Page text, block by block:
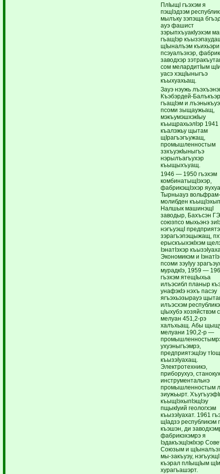
ПлIыщI гъэхэм я
пэщIэдзэм
мылъку зэпэща
ауэ фашист
зэрыпхъуакIуэхэм
гъащIэр
щIыналъэм
псэуалъэхэр,
заводхэр
сом мелардитIым
уасэ хэщIыныгъэ
къыхуахьащ.
Зауэ нэужь
Къэбэрдей-
гъащIэм и лъэныкъуэ
псоми зыщаужьащ,
мэкъумэшхэкIыу
къыщрахьэлIэр 1941
къалэжьу щытам
щIрагъэгъужащ,
промышленностым
зэхъуэкIыныгъэ
нэрылъагъухэр
къыщыхъуащ.
1946 — 1950 гъэхэм
комбинатыщIэхэр,
фабрикэщIэхэр
Тырныауз
молибден
Налшык машинэщI
заводыр, Бахъсэн
союзпсо мыхьэнэ
нэгъуэщI
зэрагъэпэщыжащ,
ерыскъыхэкIхэм
IэнатIэхэр
Экономикэм и IэнатIэ
псоми зэуIуу
мурадкIэ, 1959 —
гъэхэм ятещIыхьа
илъэсибл планыр
унафэкIэ нэхъ пасэу
ягъэхьэзырауэ
илъэсхэм
цIыхубэ хозяйствэм
мелуан 451,2-рэ
халъхьащ. Абы
мелуани 190,2-р —
ухуэныгъэмрэ,
предприятэщIэу
къызэIуахащ.
Электротехникэ,
приборухуэ,
инструментальнэ
промышленностым
зиужьырт.
къыщIэхыпIэщIэу
пщыкIуий геологхэм
къызэIуахат. 1961
щIадзэ республикэм
къэшэн, ди
фабрикэхэмрэ я
IэдакъэщIэкIхэр
Союзым и
мы-закъуэу, нэгъуэщI
къэрал плIыщIым
хурагъашэрт.